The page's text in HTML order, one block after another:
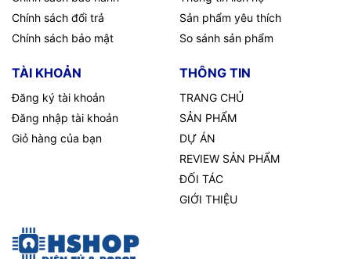
Chính sách đổi trả
Chính sách bảo mật
Sản phẩm yêu thích
So sánh sản phẩm
TÀI KHOẢN
Đăng ký tài khoản
Đăng nhập tài khoản
Giỏ hàng của bạn
THÔNG TIN
TRANG CHỦ
SẢN PHẨM
DỰ ÁN
REVIEW SẢN PHẨM
ĐỐI TÁC
GIỚI THIỆU